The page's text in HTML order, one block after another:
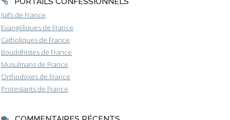
Juifs de France
Evangéliques de France
Catholiques de France
Bouddhistes de France
Musulmans de France
Orthodoxes de France
Protestants de France